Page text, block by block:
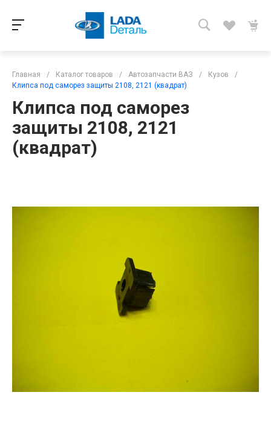
Главная / Каталог товаров / Автозапчасти ВАЗ / Кузов
/
Клипса под саморез защиты 2108, 2121 (квадрат)
Клипса под саморез
защиты 2108, 2121
(квадрат)